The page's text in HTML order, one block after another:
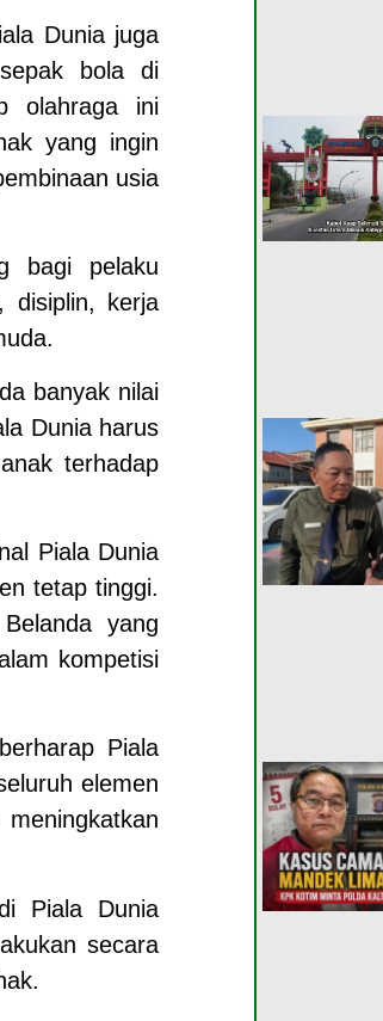
Dunia juga
bola di
olahraga ini
yang ingin
usia
bagi pelaku
disiplin, kerja
banyak nilai
Dunia harus
terhadap
Piala Dunia
tetap tinggi.
yang
kompetisi
Piala
elemen
Piala Dunia
secara